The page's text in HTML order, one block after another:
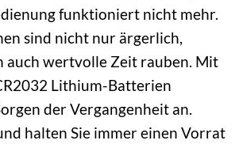
funktioniert nicht mehr.
sind nicht nur ärgerlich,
auch wertvolle Zeit rauben. Mit
Lithium-Batterien
der Vergangenheit an.
halten Sie immer einen Vorrat